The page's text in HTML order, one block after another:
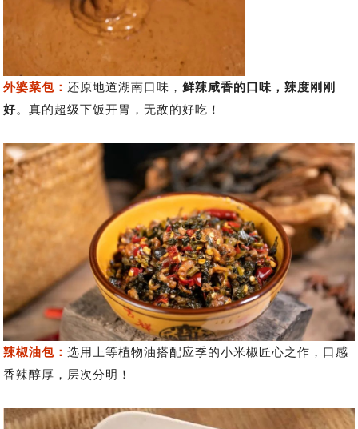
外婆菜包：还原地道湖南口味，鲜辣咸香的口味，辣度刚刚
好。真的超级下饭开胃，无敌的好吃！
辣椒油包：选用上等植物油搭配应季的小米椒匠心之作，口感
香辣醇厚，层次分明！